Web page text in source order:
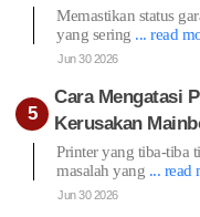
Memastikan status
yang sering ... read
Jun 30 2026
Cara Mengatasi
Kerusakan
Printer yang tiba-tiba
masalah yang ... read
Jun 30 2026